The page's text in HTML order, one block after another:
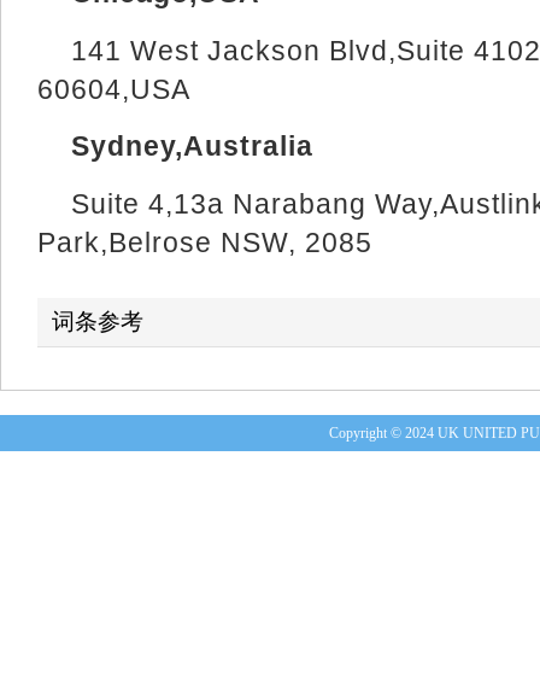
141 West Jackson Blvd,Suite
60604,USA
Sydney,Australia
Suite 4,13a Narabang
Park,Belrose NSW, 2085
词条参考
Copyright © 2024 UK UNITED